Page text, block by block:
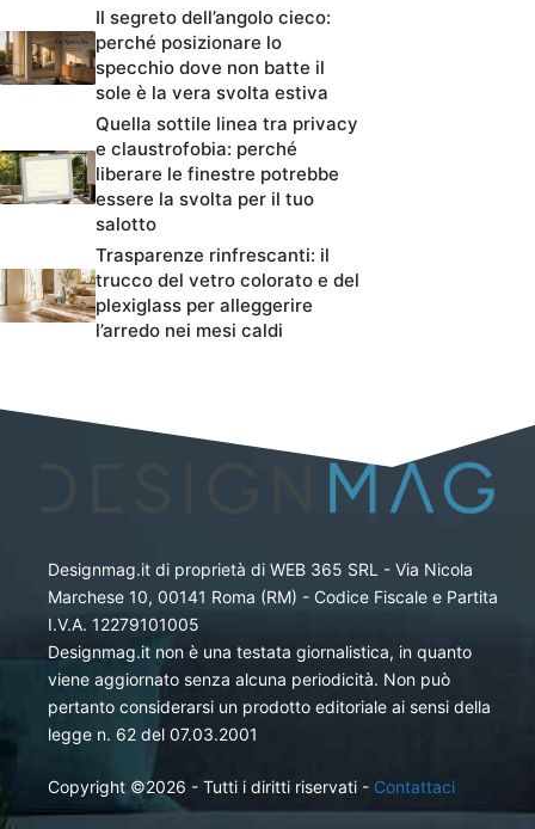
Il segreto dell’angolo cieco:
perché posizionare lo
specchio dove non batte il
sole è la vera svolta estiva
Quella sottile linea tra privacy
e claustrofobia: perché
liberare le finestre potrebbe
essere la svolta per il tuo
salotto
Trasparenze rinfrescanti: il
trucco del vetro colorato e del
plexiglass per alleggerire
l’arredo nei mesi caldi
Designmag.it di proprietà di WEB 365 SRL - Via Nicola
Marchese 10, 00141 Roma (RM) - Codice Fiscale e Partita
I.V.A. 12279101005
Designmag.it non è una testata giornalistica, in quanto
viene aggiornato senza alcuna periodicità. Non può
pertanto considerarsi un prodotto editoriale ai sensi della
legge n. 62 del 07.03.2001
Copyright ©2026 - Tutti i diritti riservati - Contattaci